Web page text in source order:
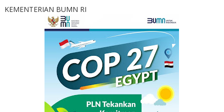
KEMENTERIAN BUMN RI